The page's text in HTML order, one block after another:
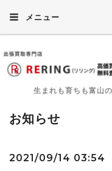
メニュー
生まれも育ちも富山
お知らせ
2021/09/14 03:54